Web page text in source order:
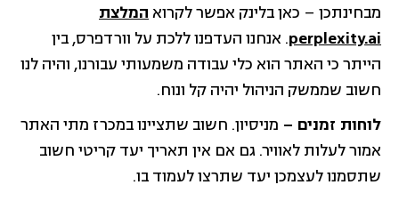
מבחינתכן – כאן בלינק אפשר לקרואהמלצת
perplexity.ai. אנחנו העדפנו ללכת על וורדפרס, בין
הייתר כי האתר הוא כלי עבודה משמעותי עבורנו, והיה לנו
חשוב שממשק הניהול יהיה קל ונוח.
לוחות זמנים – מניסיון. חשוב שתציינו במכרז מתי האתר
אמור לעלות לאוויר. גם אם אין תאריך יעד קריטי חשוב
שתסמנו לעצמכן יעד שתרצו לעמוד בו.